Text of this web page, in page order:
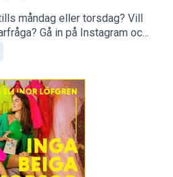
måndag eller torsdag? Vill
Gå in på Instagram och
av